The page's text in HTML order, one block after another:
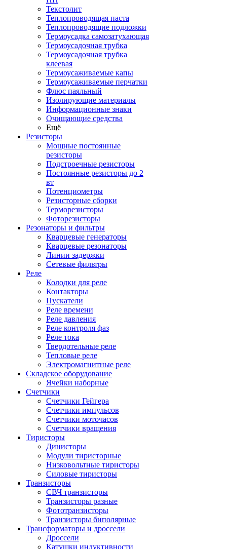
Текстолит
Теплопроводящая паста
Теплопроводящие подложки
Термоусадка самозатухающая
Термоусадочная трубка
Термоусадочная трубка
клеевая
Термоусаживаемые капы
Термоусаживаемые перчатки
Флюс паяльный
Изолирующие материалы
Информационные знаки
Очищающие средства
Ещё
Резисторы
Мощные постоянные
резисторы
Подстроечные резисторы
Постоянные резисторы до 2
вт
Потенциометры
Резисторные сборки
Терморезисторы
Фоторезисторы
Резонаторы и фильтры
Кварцевые генераторы
Кварцевые резонаторы
Линии задержки
Сетевые фильтры
Реле
Колодки для реле
Контакторы
Пускатели
Реле времени
Реле давления
Реле контроля фаз
Реле тока
Твердотельные реле
Тепловые реле
Электромагнитные реле
Складское оборудование
Ячейки наборные
Счетчики
Счетчики Гейгера
Счетчики импульсов
Счетчики моточасов
Счетчики вращения
Тиристоры
Динисторы
Модули тиристорные
Низковольтные тиристоры
Силовые тиристоры
Транзисторы
СВЧ транзисторы
Транзисторы разные
Фототранзисторы
Транзисторы биполярные
Трансформаторы и дроссели
Дроссели
Катушки индуктивности